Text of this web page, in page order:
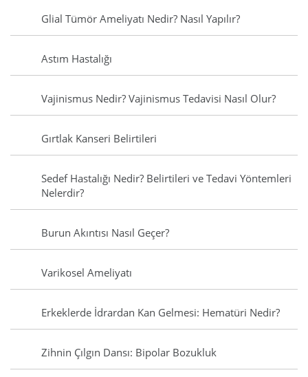
Glial Tümör Ameliyatı Nedir? Nasıl Yapılır?
Astım Hastalığı
Vajinismus Nedir? Vajinismus Tedavisi Nasıl Olur?
Gırtlak Kanseri Belirtileri
Sedef Hastalığı Nedir? Belirtileri ve Tedavi Yöntemleri
Nelerdir?
Burun Akıntısı Nasıl Geçer?
Varikosel Ameliyatı
Erkeklerde İdrardan Kan Gelmesi: Hematüri Nedir?
Zihnin Çılgın Dansı: Bipolar Bozukluk